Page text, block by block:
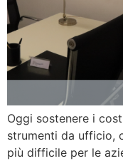
Oggi sostenere i
strumenti da ufficio,
più difficile per le